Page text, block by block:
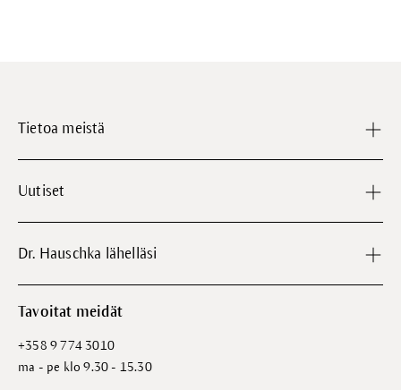
Tietoa meistä
Uutiset
Dr. Hauschka lähelläsi
Tavoitat meidät
+358 9 774 3010
ma - pe klo 9.30 - 15.30